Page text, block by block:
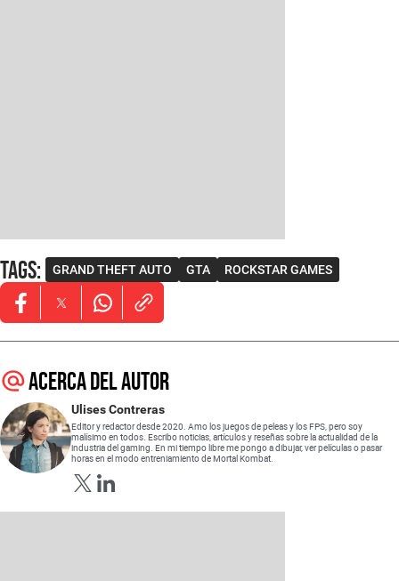
Tags: GRAND THEFT AUTO GTA ROCKSTAR GAMES
Opens in new window
Opens in new window
Opens in new window
Acerca del autor
Ulises Contreras
Editor y redactor desde 2020. Amo los juegos de peleas y los FPS, pero soy
malísimo en todos. Escribo noticias, artículos y reseñas sobre la actualidad de la
industria del gaming. En mi tiempo libre me pongo a dibujar, ver películas o pasar
horas en el modo entreniamiento de Mortal Kombat.
Opens in new window
Opens in new window